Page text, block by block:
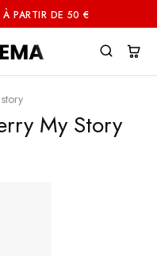
À PARTIR DE 50 €
My Story